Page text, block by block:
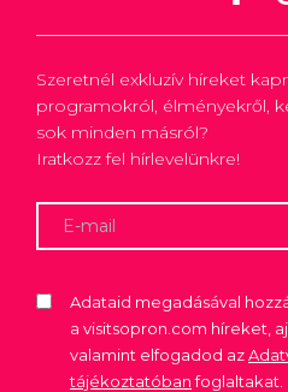
Szeretnél exkluzív híreket
programokról, élményekről,
sok minden másról?
Iratkozz fel hírlevelünkre!
Adataid megadásával
a visitsopron.com híreket,
valamint elfogadod az
tájékoztatóbanfoglaltakat.